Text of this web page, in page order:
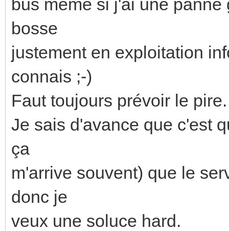
bus même si j'ai une
bosse
justement en exploitation
connais ;-)
Faut toujours prévoir le pire.
Je sais d'avance que c'est
ça
m'arrive souvent) que le
donc je
veux une soluce hard.